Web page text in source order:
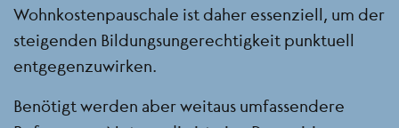
Wohnkostenpauschale ist daher essenziell, um der
steigenden Bildungsungerechtigkeit punktuell
entgegenzuwirken.
Benötigt werden aber weitaus umfassendere